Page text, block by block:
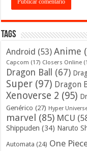
Tags
Android (53) Anime
Capcom (17) Closers Online
Dragon Ball (67)
Super (97) Dragon
Xenoverse 2 (95)
Genérico (27) Hyper
marvel (85) MCU
Shippuden (34) Naruto
Automata (24) One